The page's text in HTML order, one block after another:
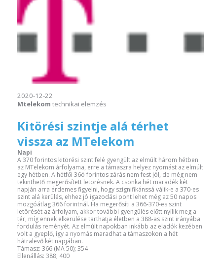
2020-12-22
Mtelekom technikai elemzés
Kitörési szintje alá térhet
vissza az MTelekom
Napi
A 370 forintos kitörési szint felé gyengült az elmúlt három hétben
az MTelekom árfolyama, erre a támaszra helyez nyomást az elmúlt
egy hétben. A hétfői 36ö forintos zárás nem fest jól, de még nem
tekinthető megerősített letörésnek. A csonka hét maradék két
napján arra érdemes figyelni, hogy szignifikánssá válik-e a 370-es
szint alá kerülés, ehhez jó igazodási pont lehet még az 50 napos
mozgóátlag 366 forintnál. Ha megerősíti a 366-370-es szint
letörését az árfolyam, akkor további gyengülés előtt nyílik meg a
tér, míg ennek elkerülése tarthatja életben a 388-as szint irányába
fordulás reményét. Az elmúlt napokban inkább az eladók kezében
volt a gyeplő, így a nyomás maradhat a támaszokon a hét
hátralevő két napjában.
Támasz: 366 (MA 50); 354
Ellenállás: 388; 400